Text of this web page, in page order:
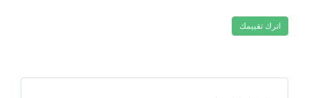
اترك تقييمك